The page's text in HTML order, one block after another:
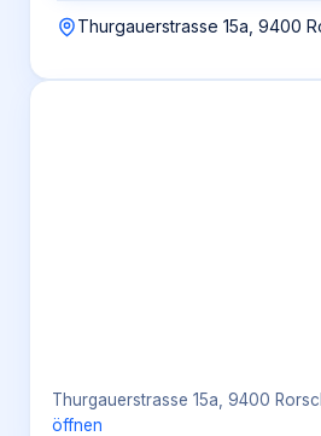
Thurgauerstrasse 15a, 9400
Thurgauerstrasse 15a, 9400
öffnen